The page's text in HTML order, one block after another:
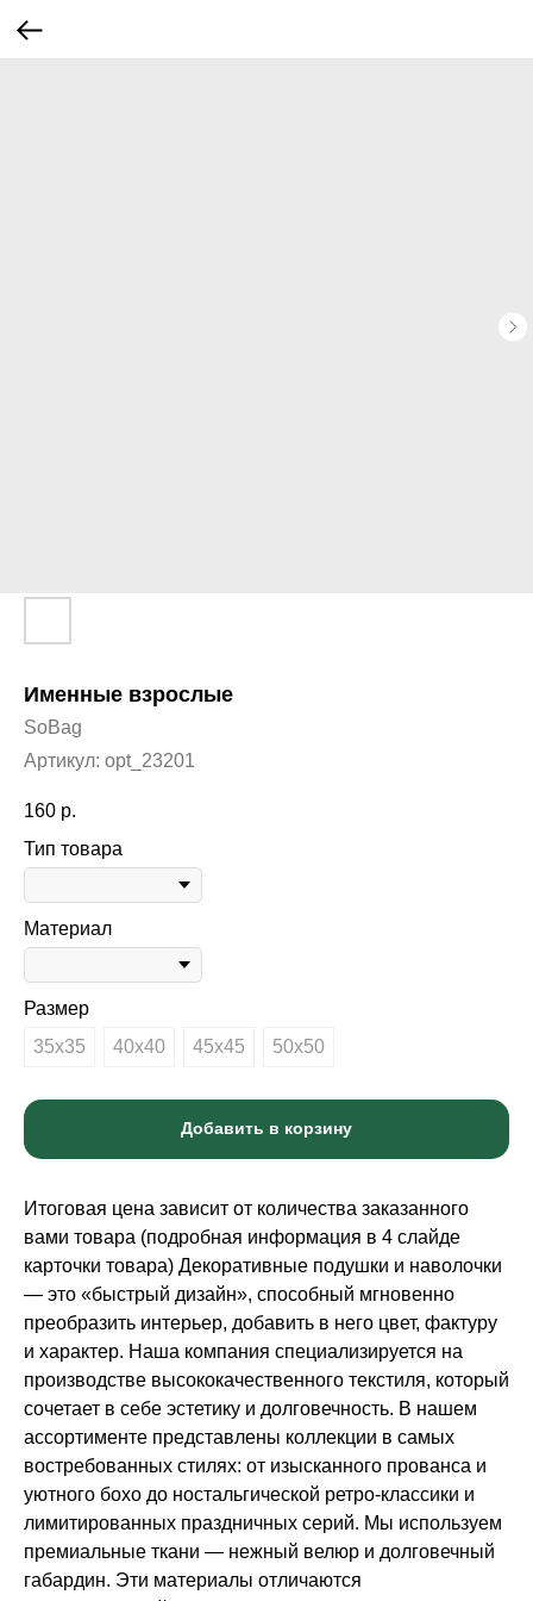
Именные взрослые
SoBag
Артикул: opt_23201
160 р.
Тип товара
Материал
Размер
35х35
40х40 45х45 50х50
Добавить в корзину
Итоговая цена зависит от количества заказанного
вами товара (подробная информация в 4 слайде
карточки товара) Декоративные подушки и наволочки
— это «быстрый дизайн», способный мгновенно
преобразить интерьер, добавить в него цвет, фактуру
и характер. Наша компания специализируется на
производстве высококачественного текстиля, который
сочетает в себе эстетику и долговечность. В нашем
ассортименте представлены коллекции в самых
востребованных стилях: от изысканного прованса и
уютного бохо до ностальгической ретро-классики и
лимитированных праздничных серий. Мы используем
премиальные ткани — нежный велюр и долговечный
габардин. Эти материалы отличаются